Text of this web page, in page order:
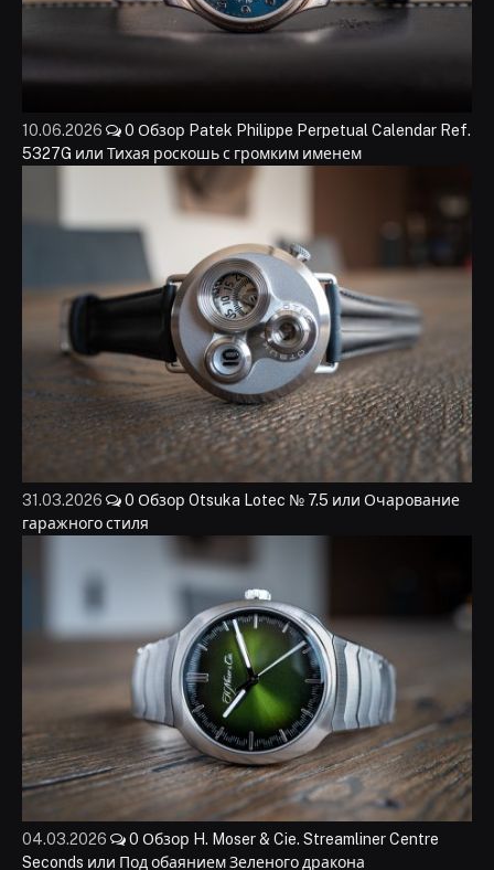
10.06.2026 0 Обзор Patek Philippe Perpetual Calendar Ref.
5327G или Тихая роскошь с громким именем
31.03.2026 0 Обзор Otsuka Lotec № 7.5 или Очарование
гаражного стиля
04.03.2026 0 Обзор H. Moser & Cie. Streamliner Centre
Seconds или Под обаянием Зеленого дракона